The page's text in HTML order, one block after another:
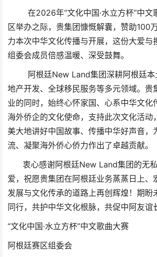
在2026年“文化中国·水立方杯”中文
区举办之际，贵集团慷慨解囊，赞助100
力本次中华文化传播与开展，这份大爱与
组委会成员倍感温暖、深受鼓舞。
阿根廷New Land集团深耕阿根廷本
地产开发、全球移民服务等多元领域。贵
业的同时，始终心怀家国、心系中华文化
海外侨企的文化使命，支持此次文化活动
美大地讲好中国故事、传播中华好声音，
流、凝聚海外侨心侨力作出了卓越贡献。
衷心感谢阿根廷New Land集团的无
爱，祝愿贵集团在阿根廷业务蒸蒸日上、
发展与文化传承的道路上再创辉煌！期盼
同行，共护中华文化根脉，共促中阿友谊
“文化中国·水立方杯”中文歌曲大赛
阿根廷赛区组委会